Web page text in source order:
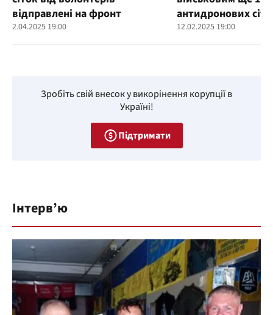
відправлені на фронт
2.04.2025 19:00
антидронових
12.02.2025 19:00
Зробіть свій внесок у викорінення корупції в
Україні!
Підтримати
Інтерв’ю